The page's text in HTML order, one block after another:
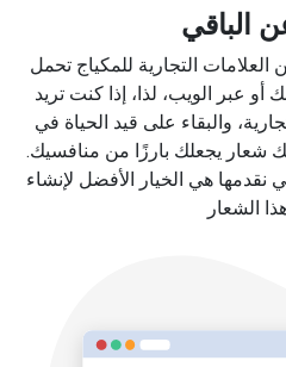
الباقي
التجارية للمكياج تحمل
عبر الويب، لذا، إذا كنت تريد
والبقاء على قيد الحياة في
شعار يجعلك بارزًا من منافسيك.
نقدمها هي الخيار الأفضل لإنشاء